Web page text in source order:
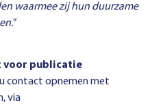
waarmee zij hun duurzame
”
voor publicatie
contact opnemen met
via